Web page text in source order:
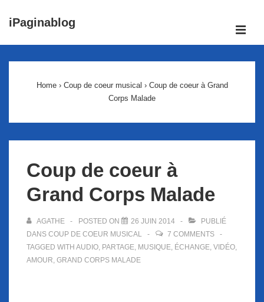
passer
iPaginablog
Home › Coup de coeur musical › Coup de coeur à Grand
Corps Malade
Coup de coeur à
Grand Corps Malade
AGATHE POSTED ON 26 JUIN 2014
PUBLIÉ
DANS COUP DE COEUR MUSICAL
7 COMMENTS
TAGGED WITH AUDIO, PARTAGE, MUSIQUE, ÉCHANGE, VIDÉO,
AMOUR, GRAND CORPS MALADE